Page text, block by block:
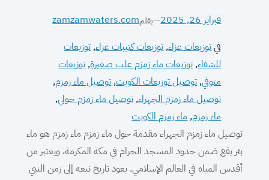
فبراير 26, 2025 —بقلمzamzamwaters.com
فيتوزيعات عزاء, توزيعات كتيبات عزاء, توزيعات
للشفاء, توزيعات ماء زمزم علب صغيرة, توزيعات
متوفي, توصيل توزيعات الكويت, توصيل ماء زمزم,
توصيل ماء زمزم الجهراء, توصيل ماء زمزم حولي,
ماء زمزم, ماء زمزم الكويت
توصيل ماء زمزم الجهراء مقدمة حول ماء زمزم ماء زمزم هو ماء
بئر يقع ضمن حدود المسجد الحرام في مكة المكرمة، ويعتبر من
أقدس المياه في العالم الإسلامي. يعود تاريخ نبعه إلى زمن النبي